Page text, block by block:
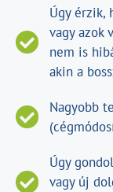
Úgy érzik,
vagy azok
nem is
akin a
Nagyobb
Úgy
vagy új